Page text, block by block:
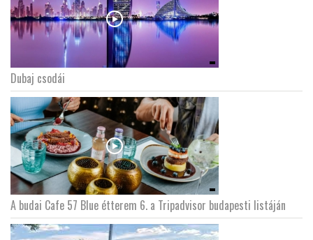
DOBRAVERO.HU
LATIMO.HU
GLOBOBOOK
Dubaj csodái
A budai Cafe 57 Blue étterem 6. a Tripadvisor budapesti listáján